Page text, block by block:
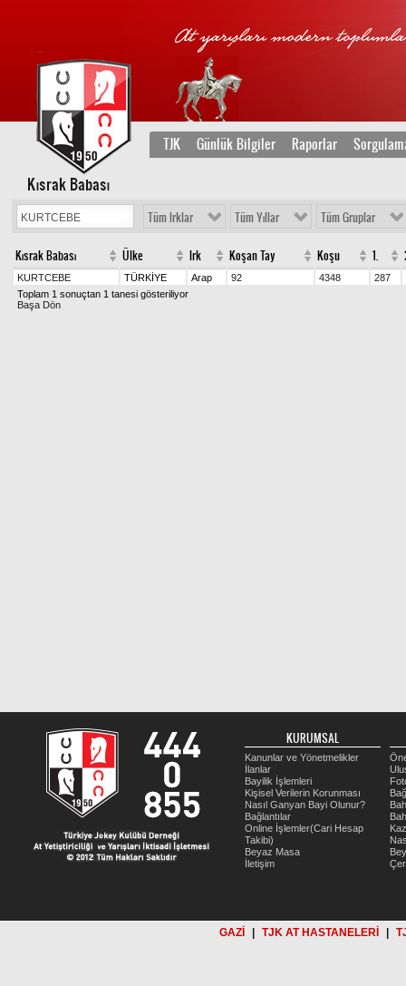
TJK Günlük Bilgiler Raporlar
Kısrak Babası
Tüm Irklar Tüm Yıllar Tüm Gruplar
Kısrak Babası Ülke Irk Koşan Tay Koşu 1.
KURTCEBE TÜRKİYE Arap 92 4348
287
Toplam 1 sonuçtan 1 tanesi gösteriliyor
Başa Dön
KURUMSAL
Kanunlar ve Yönetmelikler
İlanlar
Bayilik İşlemleri
Kişisel Verilerin Korunması
Nasıl Ganyan Bayi Olunur?
Bağlantılar
Online İşlemler(Cari Hesap
Takibi)
Beyaz Masa
İletişim
GAZİ TJK AT HASTANELERİ